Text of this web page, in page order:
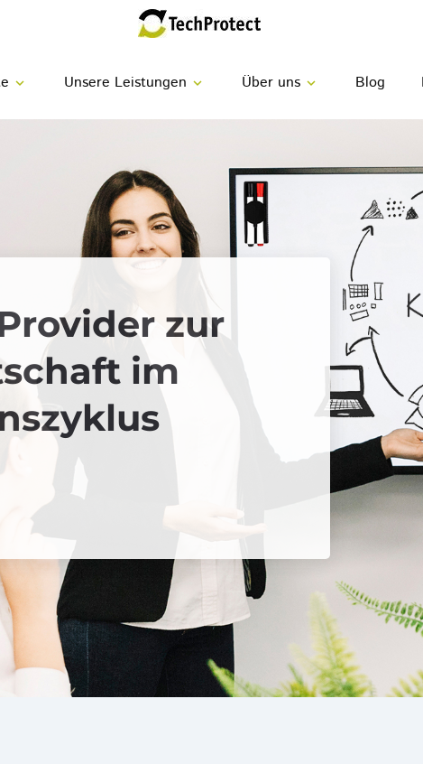
expand_more Unsere Leistungen expand_more Über uns expand_more Blog
zur
im